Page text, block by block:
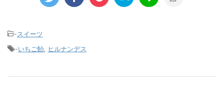
-スイーツ
-いちご飴 ヒルナンデス